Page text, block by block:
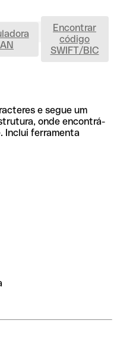
Encontrar
código
SWIFT/BIC
e segue um
onde encontrá-
Inclui ferramenta